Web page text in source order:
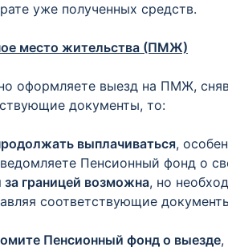
уже полученных средств.​
место жительства (ПМЖ)
оформляете выезд на ПМЖ,
документы, то:​
выплачиваться,
Пенсионный фонд о
границей возможна, но
соответствующие
Пенсионный фонд о выезде,